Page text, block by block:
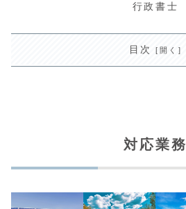
行政書士
目次
対応業務